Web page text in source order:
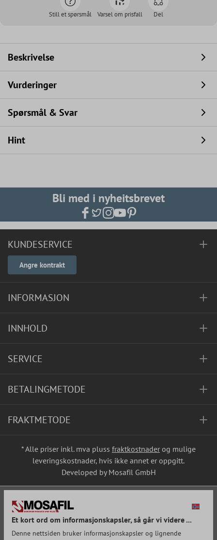
Still et spørsmål Varsel om prisfall Del
Beskrivelse
Vurderinger
Spørsmål & Svar
Hint
Bli med i nyheitsbrevet
KUNDESERVICE
Angre kontrakt
INFORMASJON
INNHOLD
SERVICE
BETALINGMETODE
FRAKTMETODE
* Alle priser inkl. mva pluss fraktkostnader og mulige
leveringskostnader, hvis ikke annet er oppgitt.
Developed by Mosafil GmbH
Et kort ord om informasjonskapsler, så går vi videre ...
Denne nettsiden bruker informasjonskapsler og lignende